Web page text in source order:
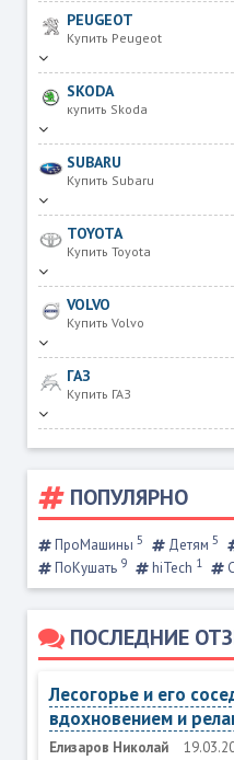
PEUGEOT
Купить Peugeot
SKODA
купить Skoda
SUBARU
Купить Subaru
TOYOTA
Купить Toyota
VOLVO
Купить Volvo
ГАЗ
Купить ГАЗ
ПОПУЛЯРНО
ПроМашины 5 Детям 5
ПоКушать 9 hiTech 1
ПОСЛЕДНИЕ
Лесогорье и его
вдохновением и
Елизаров Николай